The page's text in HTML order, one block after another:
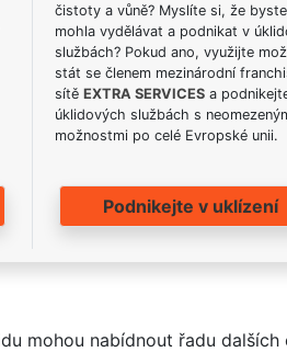
čistoty a vůně? Myslíte si, že
mohla vydělávat a podnikat v
službách? Pokud ano, využijte
stát se členem mezinárodní
sítě EXTRA SERVICESa
úklidových službách s
možnostmi po celé Evropské unii.
Podnikejte v uklízení
mohou nabídnout řadu